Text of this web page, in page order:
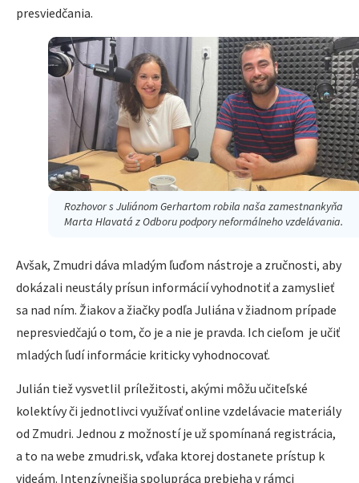
presviedčania.
Rozhovor s Juliánom Gerhartom robila naša zamestnankyňa
Marta Hlavatá z Odboru podpory neformálneho vzdelávania.
Avšak, Zmudri dáva mladým ľuďom nástroje a zručnosti, aby
dokázali neustály prísun informácií vyhodnotiť a zamyslieť
sa nad ním. Žiakov a žiačky podľa Juliána v žiadnom prípade
nepresviedčajú o tom, čo je a nie je pravda. Ich cieľom je učiť
mladých ľudí informácie kriticky vyhodnocovať.
Julián tiež vysvetlil príležitosti, akými môžu učiteľské
kolektívy či jednotlivci využívať online vzdelávacie materiály
od Zmudri. Jednou z možností je už spomínaná registrácia,
a to na webe zmudri.sk, vďaka ktorej dostanete prístup k
videám. Intenzívnejšia spolupráca prebieha v rámci